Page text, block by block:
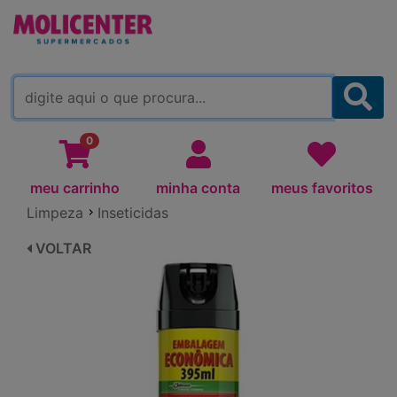
MOLICENTER ARAPONGAS
0
meu carrinho minha conta
meus favoritos
Limpeza
Inseticidas
VOLTAR